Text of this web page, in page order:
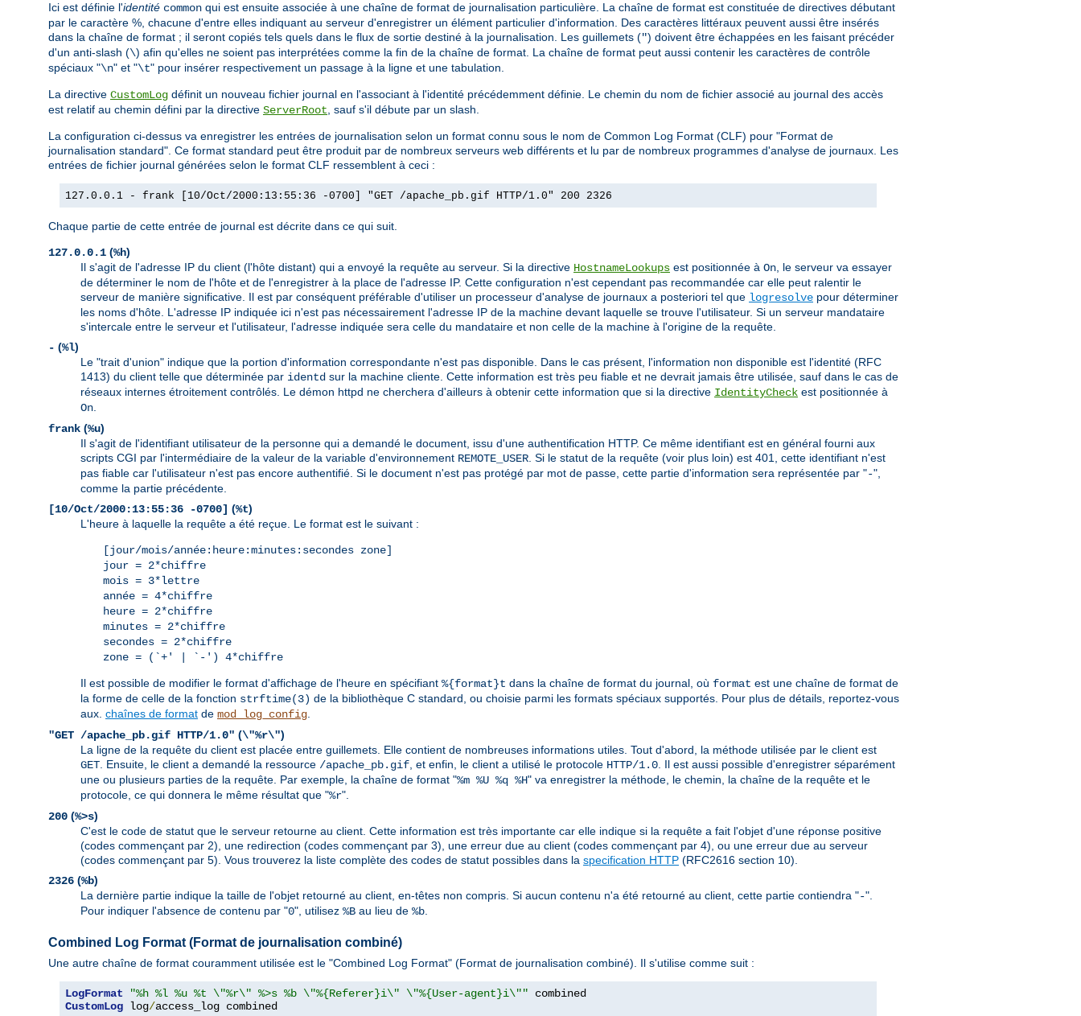
Ici est définie l'identité common qui est ensuite associée à une chaîne de format de journalisation particulière. La chaîne de format est constituée de directives débutant
par le caractère %, chacune d'entre elles indiquant au serveur d'enregistrer un élément particulier d'information. Des caractères littéraux peuvent aussi être insérés
dans la chaîne de format ; il seront copiés tels quels dans le flux de sortie destiné à la journalisation. Les guillemets (") doivent être échappées en les faisant précéder
d'un anti-slash (\) afin qu'elles ne soient pas interprétées comme la fin de la chaîne de format. La chaîne de format peut aussi contenir les caractères de contrôle
spéciaux "\n" et "\t" pour insérer respectivement un passage à la ligne et une tabulation.
La directive CustomLog définit un nouveau fichier journal en l'associant à l'identité précédemment définie. Le chemin du nom de fichier associé au journal des accès
est relatif au chemin défini par la directive ServerRoot, sauf s'il débute par un slash.
La configuration ci-dessus va enregistrer les entrées de journalisation selon un format connu sous le nom de Common Log Format (CLF) pour "Format de
journalisation standard". Ce format standard peut être produit par de nombreux serveurs web différents et lu par de nombreux programmes d'analyse de journaux. Les
entrées de fichier journal générées selon le format CLF ressemblent à ceci :
127.0.0.1 - frank [10/Oct/2000:13:55:36 -0700] "GET /apache_pb.gif HTTP/1.0" 200 2326
Chaque partie de cette entrée de journal est décrite dans ce qui suit.
127.0.0.1 (%h)
Il s'agit de l'adresse IP du client (l'hôte distant) qui a envoyé la requête au serveur. Si la directive HostnameLookups est positionnée à On, le serveur va essayer
de déterminer le nom de l'hôte et de l'enregistrer à la place de l'adresse IP. Cette configuration n'est cependant pas recommandée car elle peut ralentir le
serveur de manière significative. Il est par conséquent préférable d'utiliser un processeur d'analyse de journaux a posteriori tel que logresolve pour déterminer
les noms d'hôte. L'adresse IP indiquée ici n'est pas nécessairement l'adresse IP de la machine devant laquelle se trouve l'utilisateur. Si un serveur mandataire
s'intercale entre le serveur et l'utilisateur, l'adresse indiquée sera celle du mandataire et non celle de la machine à l'origine de la requête.
- (%l)
Le "trait d'union" indique que la portion d'information correspondante n'est pas disponible. Dans le cas présent, l'information non disponible est l'identité (RFC
1413) du client telle que déterminée par identd sur la machine cliente. Cette information est très peu fiable et ne devrait jamais être utilisée, sauf dans le cas de
réseaux internes étroitement contrôlés. Le démon httpd ne cherchera d'ailleurs à obtenir cette information que si la directive IdentityCheck est positionnée à
On.
frank (%u)
Il s'agit de l'identifiant utilisateur de la personne qui a demandé le document, issu d'une authentification HTTP. Ce même identifiant est en général fourni aux
scripts CGI par l'intermédiaire de la valeur de la variable d'environnement REMOTE_USER. Si le statut de la requête (voir plus loin) est 401, cette identifiant n'est
pas fiable car l'utilisateur n'est pas encore authentifié. Si le document n'est pas protégé par mot de passe, cette partie d'information sera représentée par "-",
comme la partie précédente.
[10/Oct/2000:13:55:36 -0700] (%t)
L'heure à laquelle la requête a été reçue. Le format est le suivant :
[jour/mois/année:heure:minutes:secondes zone]
jour = 2*chiffre
mois = 3*lettre
année = 4*chiffre
heure = 2*chiffre
minutes = 2*chiffre
secondes = 2*chiffre
zone = (`+' | `-') 4*chiffre
Il est possible de modifier le format d'affichage de l'heure en spécifiant %{format}t dans la chaîne de format du journal, où format est une chaîne de format de
la forme de celle de la fonction strftime(3) de la bibliothèque C standard, ou choisie parmi les formats spéciaux supportés. Pour plus de détails, reportez-vous
aux. chaînes de format de mod_log_config.
"GET /apache_pb.gif HTTP/1.0" (\"%r\")
La ligne de la requête du client est placée entre guillemets. Elle contient de nombreuses informations utiles. Tout d'abord, la méthode utilisée par le client est
GET. Ensuite, le client a demandé la ressource /apache_pb.gif, et enfin, le client a utilisé le protocole HTTP/1.0. Il est aussi possible d'enregistrer séparément
une ou plusieurs parties de la requête. Par exemple, la chaîne de format "%m %U %q %H" va enregistrer la méthode, le chemin, la chaîne de la requête et le
protocole, ce qui donnera le même résultat que "%r".
200 (%>s)
C'est le code de statut que le serveur retourne au client. Cette information est très importante car elle indique si la requête a fait l'objet d'une réponse positive
(codes commençant par 2), une redirection (codes commençant par 3), une erreur due au client (codes commençant par 4), ou une erreur due au serveur
(codes commençant par 5). Vous trouverez la liste complète des codes de statut possibles dans la specification HTTP (RFC2616 section 10).
2326 (%b)
La dernière partie indique la taille de l'objet retourné au client, en-têtes non compris. Si aucun contenu n'a été retourné au client, cette partie contiendra "-".
Pour indiquer l'absence de contenu par "0", utilisez %B au lieu de %b.
Combined Log Format (Format de journalisation combiné)
Une autre chaîne de format couramment utilisée est le "Combined Log Format" (Format de journalisation combiné). Il s'utilise comme suit :
LogFormat "%h %l %u %t \"%r\" %>s %b \"%{Referer}i\" \"%{User-agent}i\""
CustomLog log/access_log combined